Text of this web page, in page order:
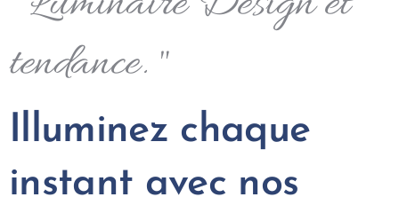
tendance. "
Illuminez chaque
instant avec nos